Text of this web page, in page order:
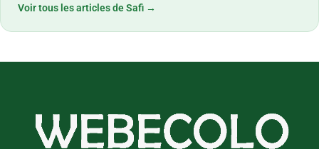
Voir tous les articles de Safi →